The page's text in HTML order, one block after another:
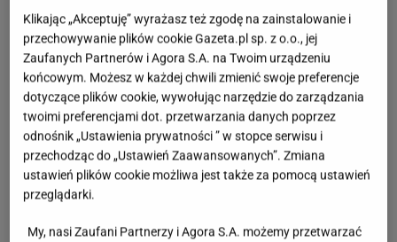
Klikając „Akceptuję” wyrażasz też zgodę na zainstalowanie i
przechowywanie plików cookie Gazeta.pl sp. z o.o., jej
Zaufanych Partnerów i Agora S.A. na Twoim urządzeniu
końcowym. Możesz w każdej chwili zmienić swoje preferencje
dotyczące plików cookie, wywołując narzędzie do zarządzania
twoimi preferencjami dot. przetwarzania danych poprzez
odnośnik „Ustawienia prywatności ” w stopce serwisu i
przechodząc do „Ustawień Zaawansowanych”. Zmiana
ustawień plików cookie możliwa jest także za pomocą ustawień
przeglądarki.
My, nasi Zaufani Partnerzy i Agora S.A. możemy przetwarzać